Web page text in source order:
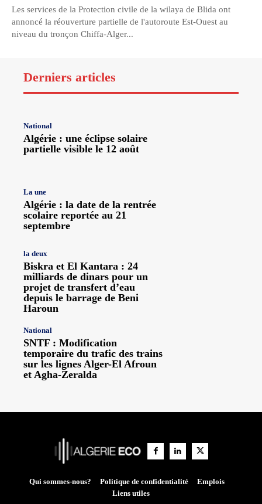
Les services de la Protection civile de la wilaya de Blida ont
annoncé la réouverture partielle de l'autoroute Est-Ouest au
niveau du tronçon Chiffa-Alger...
Derniers articles
National
Algérie : une éclipse solaire
partielle visible le 12 août
La une
Algérie : la date de la rentrée
scolaire reportée au 21
septembre
la deux
Biskra et El Kantara : 24
milliards de dinars pour un
projet de transfert d’eau
depuis le barrage de Beni
Haroun
National
SNTF : Modification
temporaire du trafic des trains
sur les lignes Alger-El Afroun
et Agha-Zeralda
Qui sommes-nous? Politique de confidentialité
Emplois
Liens utiles